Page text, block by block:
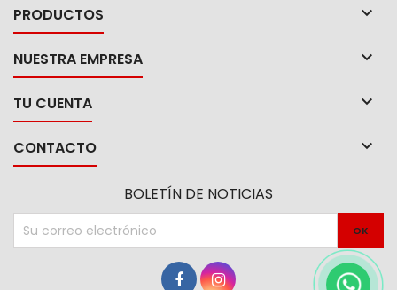
PRODUCTOS 
NUESTRA EMPRESA 
TU CUENTA 
CONTACTO 
BOLETÍN DE NOTICIAS